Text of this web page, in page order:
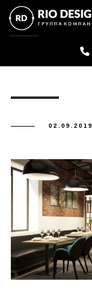
NAKAMA
02.09.2019